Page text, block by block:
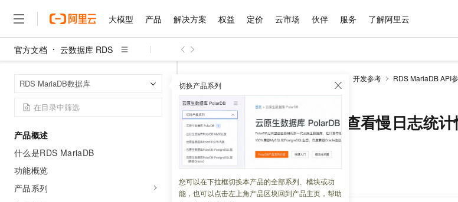
大模型 产品 解决方案 权益 定价 云市场 伙伴 服务 了解阿里云
官方文档 云数据库 RDS
RDS MariaDB数据库 切换产品系列
您可以在下拉框切换本产品的全部系列、模块或功
能，也可以点击左上角产品区块回到产品主页，帮助
产品概述
什么是RDS MariaDB
功能概览
产品系列
开发参考 RDS MariaDB API
DescribeSlowLogs - 查看慢日志统计情况
DescribeSlowLogs - 查看慢日志统计
更新时间：2026-04-16 00:47:00
该接口用于查询慢日志统计情况。
大模型
大模型
文本生成
Qwen3.8-Max HOT
智能体时代全能旗舰模型 Kimi 最新旗舰模型，长程编程与推理利器
产品
精选产品
人工智能与机器学习
精选产品
大模型服务平台百炼
大模型服务与应用平台
千问大模型
多元化、高性能、安全可靠的大模型服务
无影云电脑
随时随地安全接入的云上超级电脑
域名与网站
对象存储 OSS
一站式AI开发、训练和推理服务
解决方案
精选解决方案
AI
精选解决方案
睿译宝，AI翻译排版一步到位
上传文档即自动完成翻译和格式还原
GLM-5.2：长任务时代开源旗舰模型
真正可用的 1M 上下文,一次完成代码全链路开发
Hermes Agent，打造自进化智能体
自主进化，持久记忆，越用越聪明
即刻拥有 DeepSeek-V4-Pro
轻松解锁专属 DeepSeek-V4-Pro
权益 普惠上云
普惠上云 官方力荐
云服务器38元/年起，超值低价云产品抢先购
官方推荐返现计划
推荐新用户得奖励，单订单最高返9万
云工开物
高校专属算力普惠，学生认证享300元代金券
AI 特惠
智启 AI 普惠权益
阿里云 OPC 创新助力计划
至高百万元 Token 补贴，加速一人公司成
Qwen3.8-Max 首发尝鲜，限时加量 10
定价 产品定价
了解云产品的定价详情
云上成本管理
管理和优化成本
价格计算器
自助选配和估算价格
价格优势
推动算力普惠，释放技术红利
云市场 精选商城
网站建设
多端小程序
Salesforce 国际版订阅
友盟天域
观测云
Tuya 物联网平台阿里云版
数据与 API
数据集
手机三要素
身份实名认证
短信
OCR 文字识别
发票查验
伙伴 成为销售伙伴
分销伙伴
咨询伙伴
销售伙伴合作计划
Salesforce On Alibaba Cloud
成为产品伙伴
产品生态集成认证中心
产品生态伙伴工作台
服务 售前咨询
在线服务
售后服务
自助服务
工单服务
企业增值服务
企业支持计划
企业增值服务台
服务实践
了解阿里云 为什么选择阿里云
什么是云计算
技术领先
稳定可靠
安全合规
分析师报告
研究报告与白皮书
最佳实践
云上春晚
云栖战略参考
云上的中国
金融模力时刻